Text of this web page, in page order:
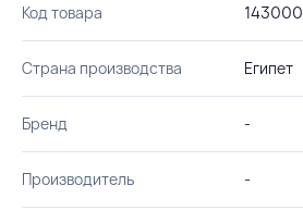
Код товара
Страна производства Египет
Бренд -
Производитель -